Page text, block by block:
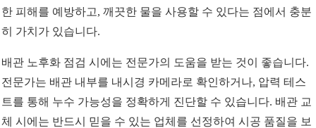
한 피해를 예방하고, 깨끗한 물을 사용할 수 있다는 점에서 충분
히 가치가 있습니다.
배관 노후화 점검 시에는 전문가의 도움을 받는 것이 좋습니다.
전문가는 배관 내부를 내시경 카메라로 확인하거나, 압력 테스
트를 통해 누수 가능성을 정확하게 진단할 수 있습니다. 배관 교
체 시에는 반드시 믿을 수 있는 업체를 선정하여 시공 품질을 보